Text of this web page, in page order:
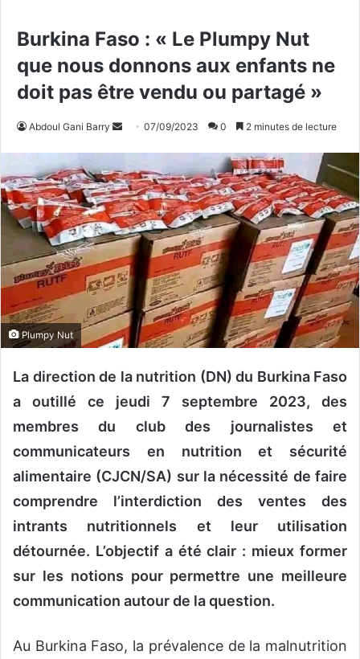
Burkina Faso : « Le Plumpy Nut
que nous donnons aux enfants ne
doit pas être vendu ou partagé »
Abdoul Gani Barry
o
y
e
r
u
n
c
o
u
r
i
07/09/2023 0 2 minutes de lecture
Plumpy Nut
La direction de la nutrition (DN) du Burkina Faso
a outillé ce jeudi 7 septembre 2023, des
membres du club des journalistes et
communicateurs en nutrition et sécurité
alimentaire (CJCN/SA) sur la nécessité de faire
comprendre l’interdiction des ventes des
intrants nutritionnels et leur utilisation
détournée. L’objectif a été clair : mieux former
sur les notions pour permettre une meilleure
communication autour de la question.
Au Burkina Faso, la prévalence de la malnutrition